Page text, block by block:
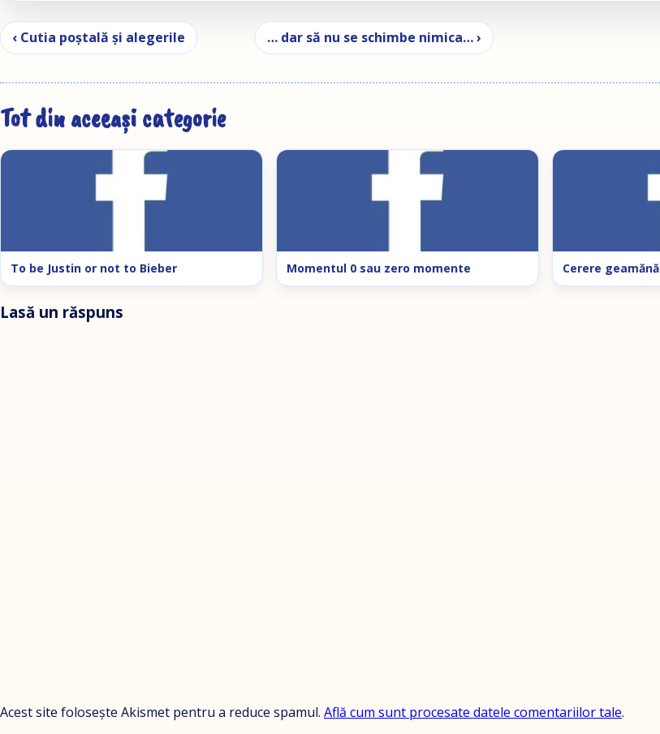
Navigare în articole
‹ Cutia poştală şi alegerile … dar să nu se schimbe nimica… ›
Tot din aceeași categorie
To be Justin or not to Bieber Momentul 0 sau zero momente Cerere geamănă
Lasă un răspuns
Acest site folosește Akismet pentru a reduce spamul. Află cum sunt procesate datele comentariilor tale.